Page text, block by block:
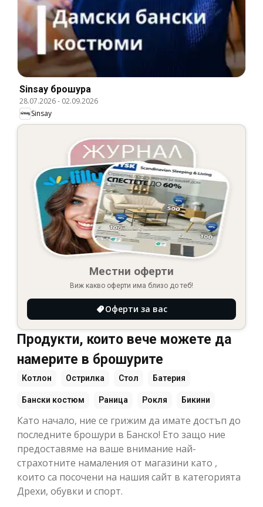
Sinsay брошура
28.07.2026- 02.09.2026
Sinsay
Местни оферти
Виж какво оферти има близо до теб!
Оферти за вас
Продукти, които вече можете да
намерите в брошурите
Котлон Острилка Стол Батерия
Бански костюм Раница Рокля Бикини
Като начало, ние се грижим да имате достъп до
последните брошури в Банско! Ето защо ние
предоставяме на ваше внимание най-
страхотните намаления от магазини като ,
които са посочени на нашия сайт в категорията
Дрехи, обувки и спорт.